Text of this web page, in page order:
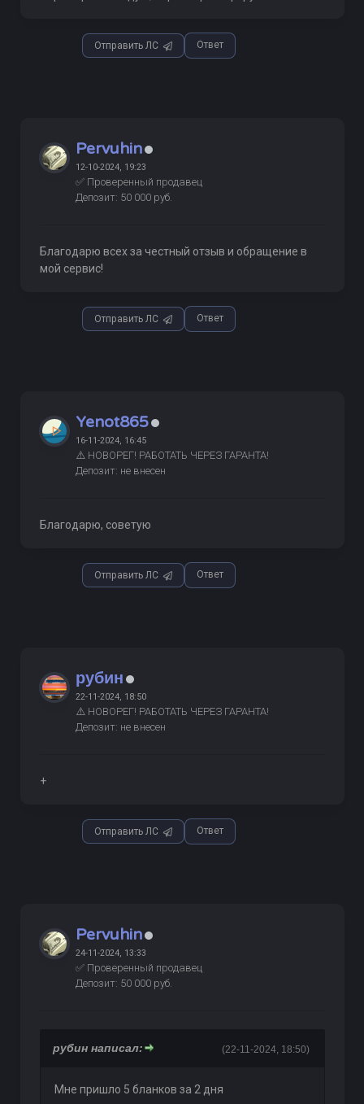
Отправить ЛС Ответ
Pervuhin
12-10-2024, 19:23
✅ Проверенный продавец
Депозит: 50 000 руб.
Благодарю всех за честный отзыв и обращение в
мой сервис!
Отправить ЛС Ответ
Yenot865
16-11-2024, 16:45
⚠️ НОВОРЕГ! РАБОТАТЬ ЧЕРЕЗ ГАРАНТА!
Депозит: не внесен
Благодарю, советую
Отправить ЛС Ответ
рубин
22-11-2024, 18:50
⚠️ НОВОРЕГ! РАБОТАТЬ ЧЕРЕЗ ГАРАНТА!
Депозит: не внесен
+
Отправить ЛС Ответ
Pervuhin
24-11-2024, 13:33
✅ Проверенный продавец
Депозит: 50 000 руб.
(22-11-2024, 18:50)
рубин написал:
Мне пришло 5 бланков за 2 дня